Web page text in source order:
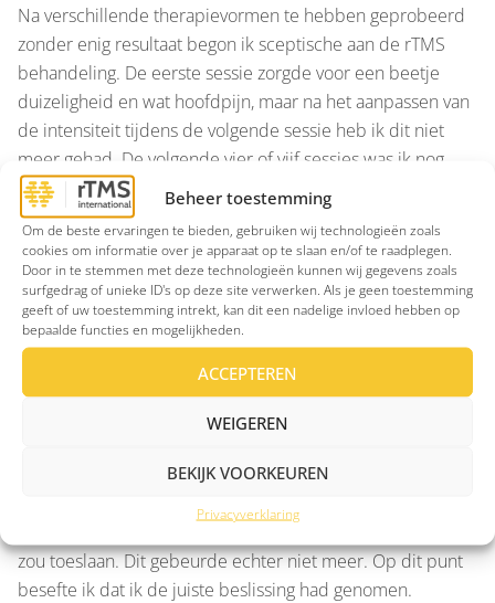
Beheer toestemming
Om de beste ervaringen te bieden, gebruiken wij technologieën zoals
cookies om informatie over je apparaat op te slaan en/of te raadplegen.
Door in te stemmen met deze technologieën kunnen wij gegevens zoals
surfgedrag of unieke ID's op deze site verwerken. Als je geen toestemming
geeft of uw toestemming intrekt, kan dit een nadelige invloed hebben op
bepaalde functies en mogelijkheden.
ACCEPTEREN
WEIGEREN
BEKIJK VOORKEUREN
Privacyverklaring
Na verschillende therapievormen te hebben geprobeerd
zonder enig resultaat begon ik sceptische aan de rTMS
behandeling. De eerste sessie zorgde voor een beetje
duizeligheid en wat hoofdpijn, maar na het aanpassen van
de intensiteit tijdens de volgende sessie heb ik dit niet
meer gehad. De volgende vier of vijf sessies was ik nog
steeds vrij sceptisch over de vraag of rTMS echt iets aan
het doen was. Na de tiende sessie echter, begon ik
verschillen op te merken; Ik viel sneller in slaap sneller, het
opstaan was een stuk eenvoudiger geworden en de
gebruikelijke mist- en sufheid was langzaam aan het
verdwijnen. Ik kon me concentreren op de dingen die ik
graag zou willen doen in de loop van de dag. Ik herwon
mijn interesse in zaken en hobby’s waaraan ik lang geen
tijd aan had besteed. Ik ging sinds lange tijd weer uit en
of twaalf dat ik op een moment in een overvolle metro
stond en waar ik mijzelf letterlijk afvroeg waar de altijd
zou toeslaan. Dit gebeurde echter niet meer. Op dit punt
besefte ik dat ik de juiste beslissing had genomen.